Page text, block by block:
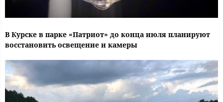
В Курске в парке «Патриот» до конца июля планируют
восстановить освещение и камеры